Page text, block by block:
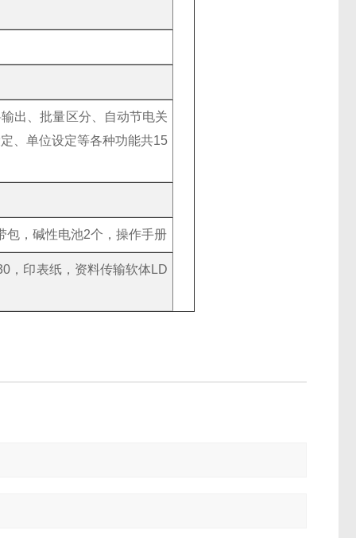
出、批量区分、自动节电关
、单位设定等各种功能共15
包，碱性电池2个，操作手册
，印表纸，资料传输软体LD